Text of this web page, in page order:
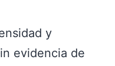
y
evidencia de